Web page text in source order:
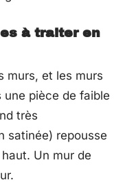
à traiter en
murs, et les murs
une pièce de faible
très
satinée) repousse
Un mur de